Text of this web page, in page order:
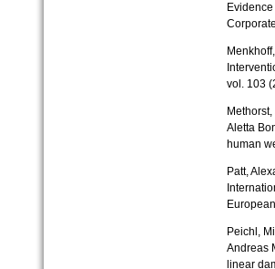
vol. 103
Aletta
human
Patt,
Peichl,
Andreas
linear